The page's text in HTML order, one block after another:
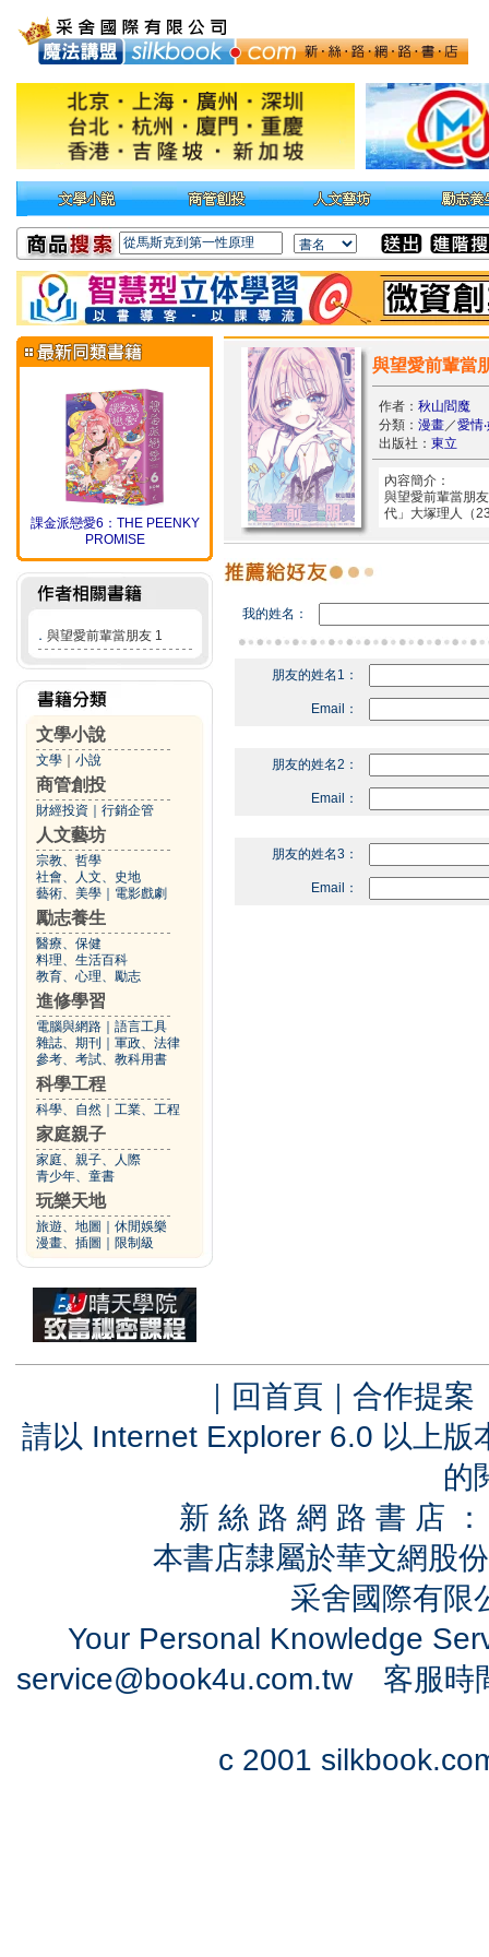
課金派戀愛6：THE PEENKY
PROMISE
． 與望愛前輩當朋友 1
文學小說
文學 小說
商管創投
財經投資 行銷企管
人文藝坊
宗教、哲學
社會、人文、史地
藝術、美學
電影戲劇
勵志養生
醫療、保健
料理、生活百科
教育、心理、勵志
進修學習
電腦與網路
語言工具
雜誌、期刊
軍政、法律
參考、考試、教科用書
科學工程
科學、自然 工業、工程
家庭親子
家庭、親子、人際
青少年、童書
玩樂天地
旅遊、地圖
休閒娛樂
漫畫、插圖
限制級
與望愛前輩當
作者： 秋山閻魔
分類： 漫畫／愛情
出版社： 東立
內容簡介：
與望愛前輩當朋
代」大塚理人（
我的姓名：
朋友的姓名1：
Email：
朋友的姓名2：
Email：
朋友的姓名3：
Email：
｜ 回首頁 ｜ 合作提案
請以 Internet Explorer 6.0 以上
的
新 絲 路 網 路 書 店
本書店隸屬於華文網股
采舍國際有
Your Personal Knowledge
service@book4u.com.tw客服時
c 2001